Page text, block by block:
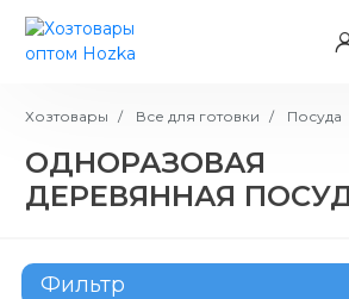
Хозтовары Все для готовки Посуда
ОДНОРАЗОВАЯ
ДЕРЕВЯННАЯ
Фильтр